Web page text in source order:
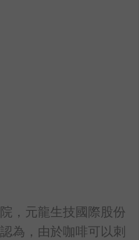
，元龍生技國際股份
為，由於咖啡可以刺